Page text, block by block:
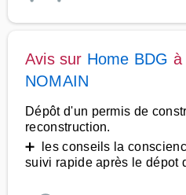
Avis sur Home BDG à
NOMAIN
Dépôt d'un permis de
reconstruction.
➕ les conseils la
suivi rapide après le dépot